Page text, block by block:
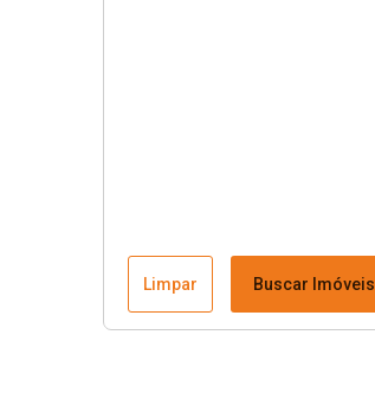
Limpar Buscar Imóveis